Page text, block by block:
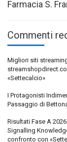
Farmacia S.
Commenti
Migliori siti
«Settecalcio»
I Protagonisti
Passaggio di
Risultati Fase A
Signalling
confronto con